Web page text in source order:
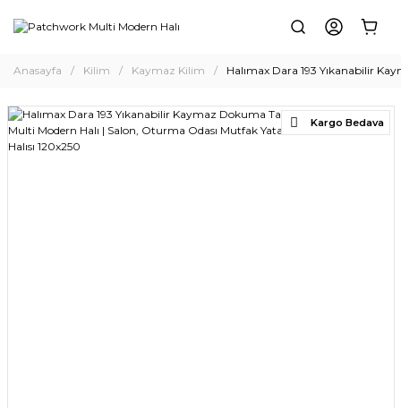
Anasayfa Kilim Kaymaz Kilim Halımax Dara 193 Yıkanabilir
Kargo Bedava